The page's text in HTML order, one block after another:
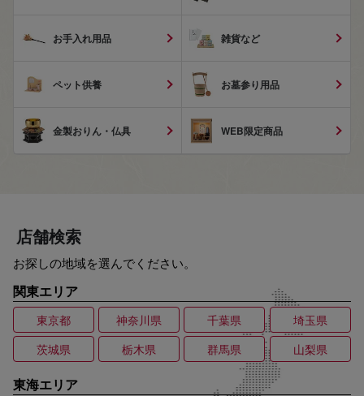
お手入れ用品 雑貨など
ペット供養 お墓参り用品
金製おりん・仏具 WEB限定商品
店舗検索
お探しの地域を選んでください。
関東エリア
東京都 神奈川県 千葉県
埼玉県
茨城県
栃木県 群馬県 山梨県
東海エリア